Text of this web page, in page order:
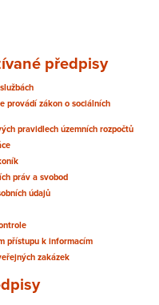
předpisy
provádí zákon o sociálních
pravidlech územních rozpočtů
práv a svobod
údajů
přístupu k informacím
zakázek